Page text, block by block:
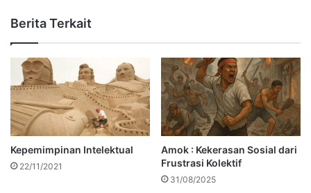
Berita Terkait
Kepemimpinan Intelektual
22/11/2021
Amok : Kekerasan Sosial dari
Frustrasi Kolektif
31/08/2025